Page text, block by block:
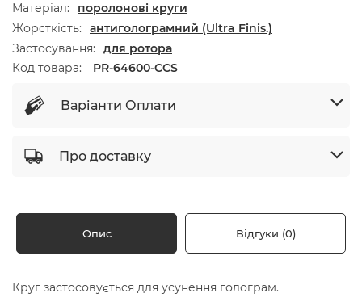
Матеріал
поролонові круги
Жорсткість
антиголограмний (Ultra Finis.)
Застосування
для ротора
Код товара:
PR-64600-CCS
Варіанти Оплати
Про доставку
Опис Відгуки (0)
Круг застосовується для усунення голограм.